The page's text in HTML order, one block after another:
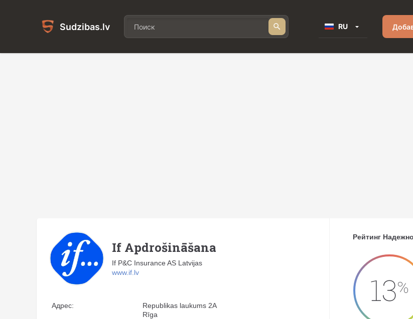
Sudzibas.lv RU
If Apdrošināšana
If P&C Insurance AS Latvijas
www.if.lv
Адрес:
Republikas laukums 2A
Rīga
Рейтинг
13%